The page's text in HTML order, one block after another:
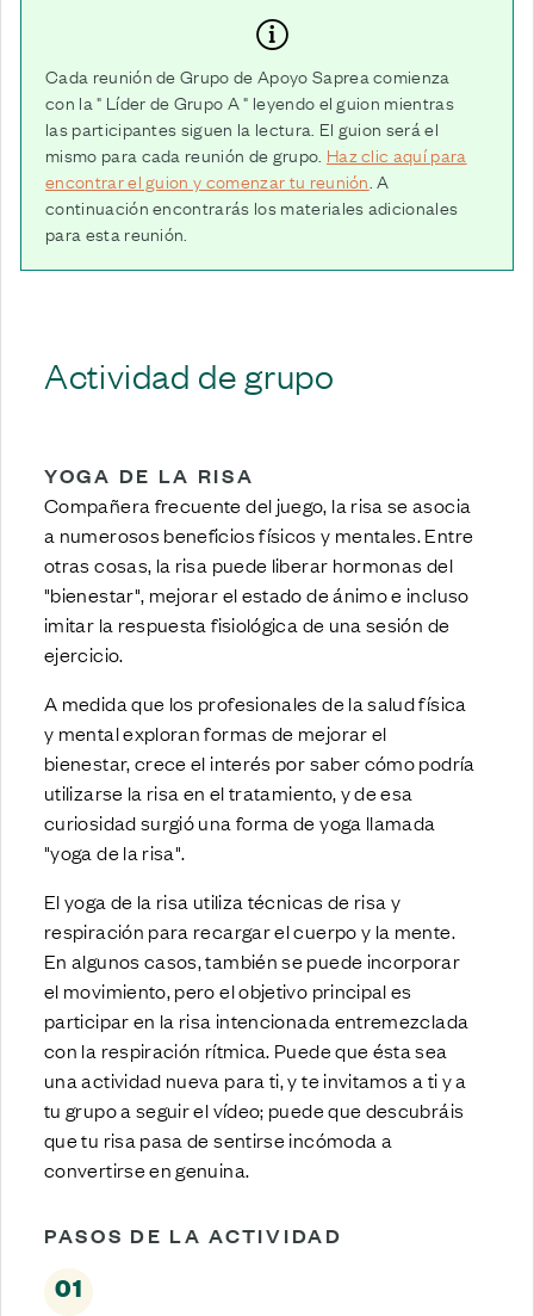
Cada reunión de Grupo de Apoyo Saprea comienza
con la " Líder de Grupo A " leyendo el guion mientras
las participantes siguen la lectura. El guion será el
mismo para cada reunión de grupo. Haz clic aquí para
encontrar el guion y comenzar tu reunión . A
continuación encontrarás los materiales adicionales
para esta reunión.
Actividad de grupo
YOGA DE LA RISA
Compañera frecuente del juego, la risa se asocia
a numerosos beneficios físicos y mentales. Entre
otras cosas, la risa puede liberar hormonas del
"bienestar", mejorar el estado de ánimo e incluso
imitar la respuesta fisiológica de una sesión de
ejercicio.
A medida que los profesionales de la salud física
y mental exploran formas de mejorar el
bienestar, crece el interés por saber cómo podría
utilizarse la risa en el tratamiento, y de esa
curiosidad surgió una forma de yoga llamada
"yoga de la risa".
El yoga de la risa utiliza técnicas de risa y
respiración para recargar el cuerpo y la mente.
En algunos casos, también se puede incorporar
el movimiento, pero el objetivo principal es
participar en la risa intencionada entremezclada
con la respiración rítmica. Puede que ésta sea
una actividad nueva para ti, y te invitamos a ti y a
tu grupo a seguir el vídeo; puede que descubráis
que tu risa pasa de sentirse incómoda a
convertirse en genuina.
PASOS DE LA ACTIVIDAD
01